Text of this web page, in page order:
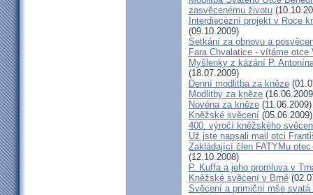
zasvěcenému životu
Interdiecézní projekt v Roce
(09.10.2009)
Setkání za obnovu a
Fara Chvalatice - vítáme otce
Myšlenky z kázání P.
(18.07.2009)
Denní modlitba za kněze
Modlitby za kněze
Novéna za kněze (11.06.2009)
Kněžské svěcení (05.06.2009)
400. výročí kněžského
Už jste napsali mail otci
Zakládající člen FATYMu
(12.10.2008)
P. Kuffa a jeho promluva v
Kněžské svěcení v Brně
Svěcení a primiční mše